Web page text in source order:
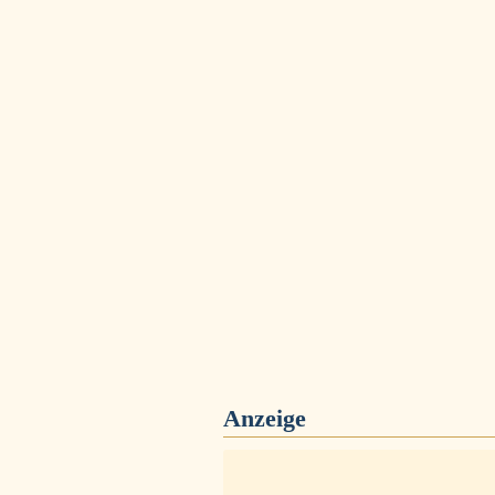
Anzeige